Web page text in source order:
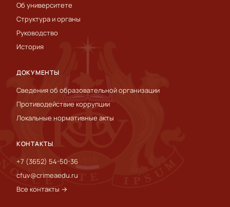
Об университете
Структура и органы
Руководство
История
ДОКУМЕНТЫ
Сведения об образовательной организации
Противодействие коррупции
Локальные нормативные акты
КОНТАКТЫ
+7 (3652) 54-50-36
cfuv@crimeaedu.ru
Все контакты →